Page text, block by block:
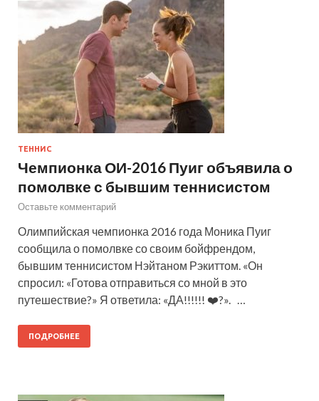
ТЕННИС
Чемпионка ОИ-2016 Пуиг объявила о
помолвке с бывшим теннисистом
Оставьте комментарий
Олимпийская чемпионка 2016 года Моника Пуиг
сообщила о помолвке со своим бойфрендом,
бывшим теннисистом Нэйтаном Рэкиттом. «Он
спросил: «Готова отправиться со мной в это
путешествие?» Я ответила: «ДА!!!!!! ❤️?». …
ПОДРОБНЕЕ